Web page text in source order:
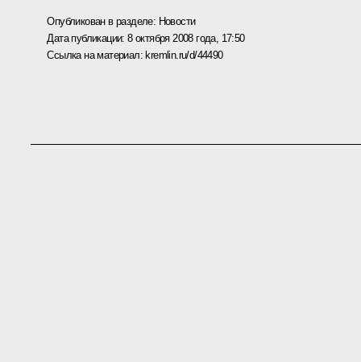
Опубликован в разделе: Новости
Дата публикации:8 октября 2008 года, 17:50
Ссылка на материал:kremlin.ru/d/44490